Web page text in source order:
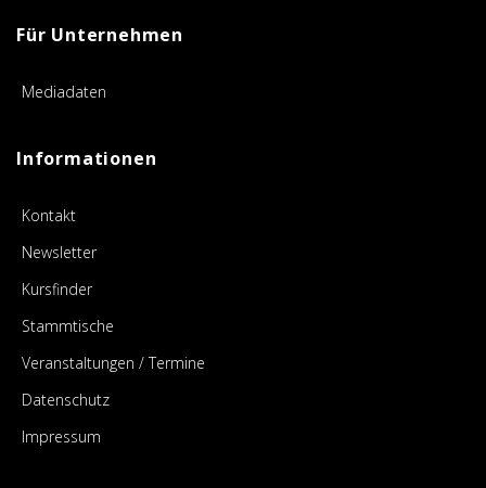
Für Unternehmen
Mediadaten
Informationen
Kontakt
Newsletter
Kursfinder
Stammtische
Veranstaltungen / Termine
Datenschutz
Impressum